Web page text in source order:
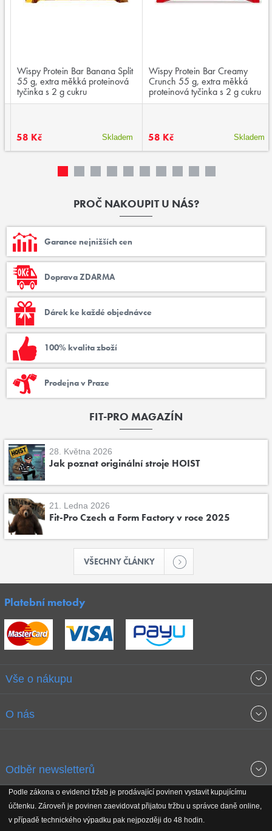
Wispy Protein Bar Banana Split
55 g, extra měkká proteinová
tyčinka s 2 g cukru
58 Kč Skladem
Wispy Protein Bar Creamy
Crunch 55 g, extra měkká
proteinová tyčinka s 2 g cukru
58 Kč Skladem
PROČ NAKOUPIT U NÁS?
Garance nejnižších cen
Doprava ZDARMA
Dárek ke každé objednávce
100% kvalita zboží
Prodejna v Praze
FIT-PRO MAGAZÍN
28. Května 2026
Jak poznat originální stroje HOIST
21. Ledna 2026
Fit-Pro Czech a Form Factory v roce 2025
VŠECHNY ČLÁNKY
Platební metody
Vše o nákupu
Obchodní podmínky
Reklamační řád
O nás
Koho podporujeme
Odběr newsletterů
Podle zákona o evidenci tržeb je prodávající povinen vystavit kupujícímu
účtenku. Zároveň je povinen zaevidovat přijatou tržbu u správce daně online,
v případě technického výpadku pak nejpozději do 48 hodin.